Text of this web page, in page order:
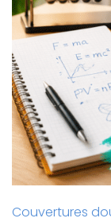
Couvertures